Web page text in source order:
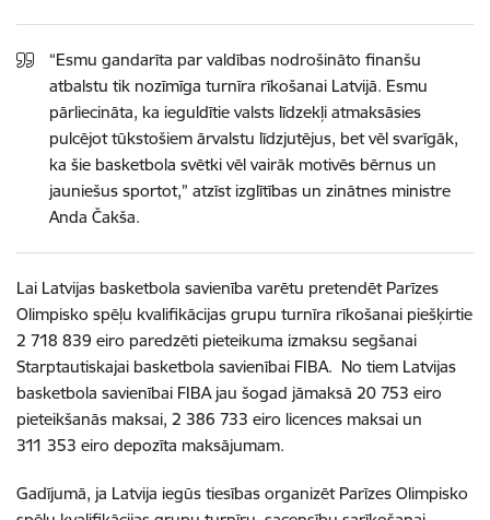
“Esmu gandarīta par valdības nodrošināto finanšu
atbalstu tik nozīmīga turnīra rīkošanai Latvijā. Esmu
pārliecināta, ka ieguldītie valsts līdzekļi atmaksāsies
pulcējot tūkstošiem ārvalstu līdzjutējus, bet vēl svarīgāk,
ka šie basketbola svētki vēl vairāk motivēs bērnus un
jauniešus sportot,” atzīst izglītības un zinātnes ministre
Anda Čakša.
Lai Latvijas basketbola savienība varētu pretendēt Parīzes
Olimpisko spēļu kvalifikācijas grupu turnīra rīkošanai piešķirtie
2 718 839 eiro paredzēti pieteikuma izmaksu segšanai
Starptautiskajai basketbola savienībai FIBA. No tiem Latvijas
basketbola savienībai FIBA jau šogad jāmaksā 20 753 eiro
pieteikšanās maksai, 2 386 733 eiro licences maksai un
311 353 eiro depozīta maksājumam.
Gadījumā, ja Latvija iegūs tiesības organizēt Parīzes Olimpisko